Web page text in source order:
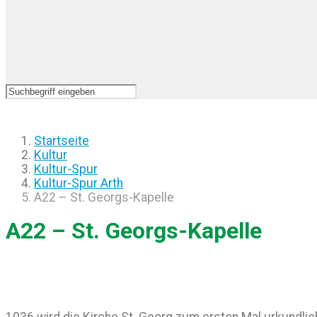
Startseite
Kultur
Kultur-Spur
Kultur-Spur Arth
A22 – St. Georgs-Kapelle
A22 – St. Georgs-Kapelle